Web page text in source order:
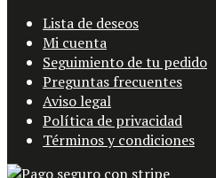
Lista de deseos
Mi cuenta
Seguimiento de tu pedido
Preguntas frecuentes
Aviso legal
Política de privacidad
Términos y condiciones